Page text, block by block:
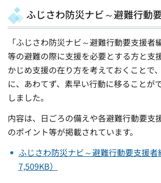
ふじさわ防災ナビ～避難行動
「ふじさわ防災ナビ～避難行動要支援者
等の避難の際に支援を必要とする方と支
かじめ支援の在り方を考えておくことで
に、あわてず、素早い行動に移ることが
しました。
内容は、日ごろの備えや各避難行動要支
のポイント等が掲載されています。
ふじさわ防災ナビ～避難行動要支援者
7,509KB）